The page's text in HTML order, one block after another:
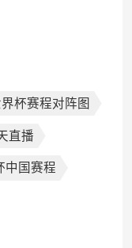
杯赛程对阵图
直播
中国赛程